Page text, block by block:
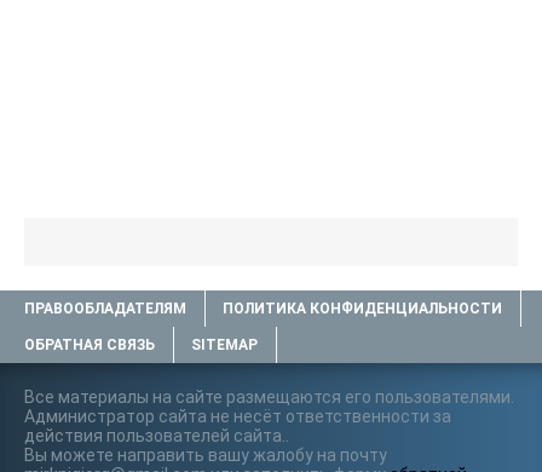
ПРАВООБЛАДАТЕЛЯМ ПОЛИТИКА КОНФИДЕНЦИАЛЬНОСТИ
ОБРАТНАЯ СВЯЗЬ SITEMAP
Все материалы на сайте размещаются его пользователями.
Администратор сайта не несёт ответственности за
действия пользователей сайта..
Вы можете направить вашу жалобу на почту